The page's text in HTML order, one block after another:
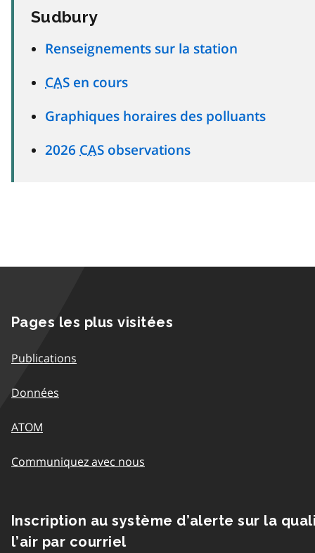
Sudbury
Renseignements sur la station
CAS en cours
Graphiques horaires des polluants
2026 CAS observations
Pages les plus visitées
Publications
Données
ATOM
Communiquez avec nous
Inscription au système d’alerte sur la
l’air par courriel